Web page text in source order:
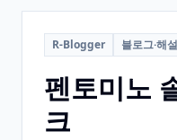
R-Blogger 블로그·해설
펜토미노
크